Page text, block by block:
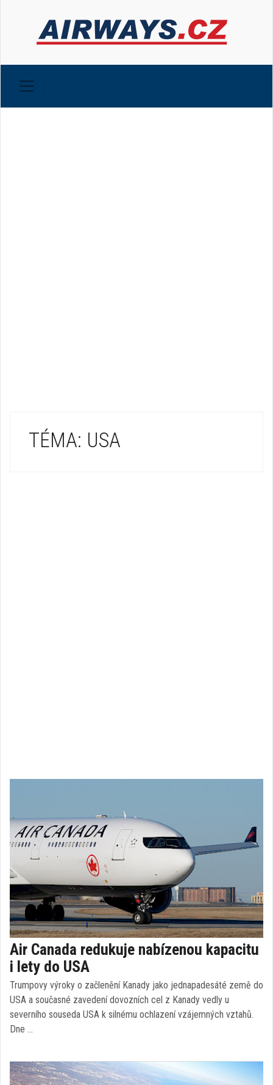
TÉMA: USA
Air Canada redukuje nabízenou kapacitu
i lety do USA
Trumpovy výroky o začlenění Kanady jako jednapadesáté země do
USA a současné zavedení dovozních cel z Kanady vedly u
severního souseda USA k silnému ochlazení vzájemných vztahů.
Dne …